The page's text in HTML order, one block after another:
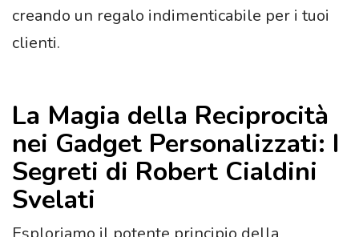
creando un regalo indimenticabile per i tuoi
clienti.
La Magia della Reciprocità
nei Gadget Personalizzati: I
Segreti di Robert Cialdini
Svelati